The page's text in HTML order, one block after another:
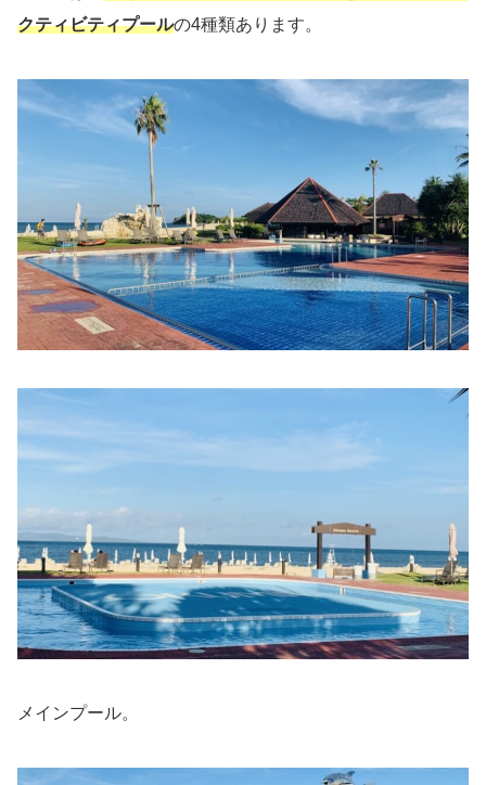
クティビティプールの4種類あります。
メインプール。